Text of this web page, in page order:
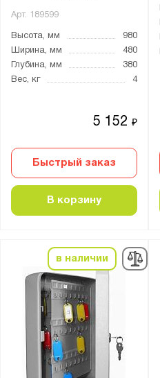
Арт. 189599
Высота, мм
980
Ширина, мм
480
Глубина, мм
380
Вес, кг
4
5 152₽
Быстрый заказ
В корзину
в наличии